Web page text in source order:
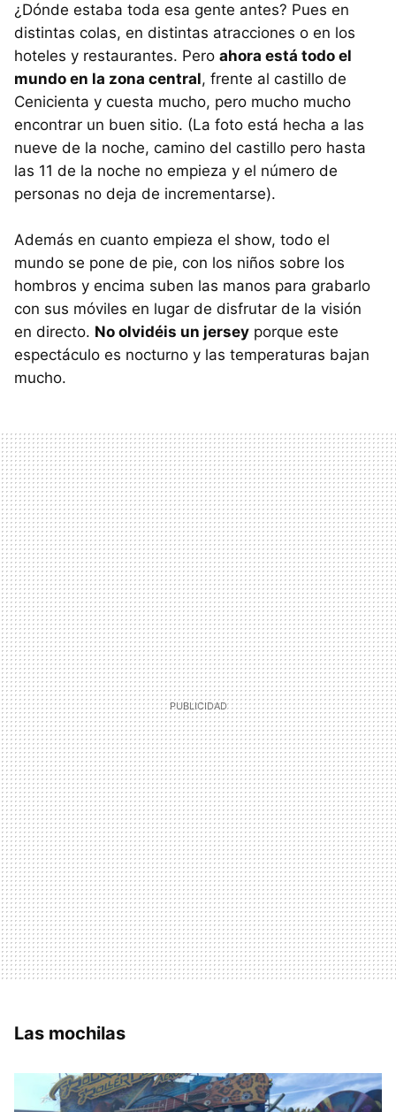
¿Dónde estaba toda esa gente antes? Pues en
distintas colas, en distintas atracciones o en los
hoteles y restaurantes. Pero ahora está todo el
mundo en la zona central, frente al castillo de
Cenicienta y cuesta mucho, pero mucho mucho
encontrar un buen sitio. (La foto está hecha a las
nueve de la noche, camino del castillo pero hasta
las 11 de la noche no empieza y el número de
personas no deja de incrementarse).
Además en cuanto empieza el show, todo el
mundo se pone de pie, con los niños sobre los
hombros y encima suben las manos para grabarlo
con sus móviles en lugar de disfrutar de la visión
en directo. No olvidéis un jersey porque este
espectáculo es nocturno y las temperaturas bajan
mucho.
Las mochilas